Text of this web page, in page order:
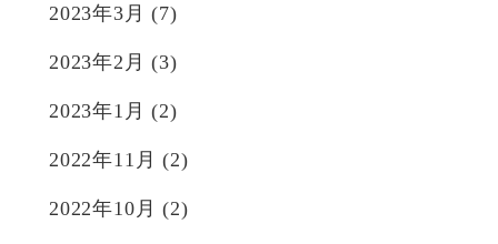
2023年3月 (7)
2023年2月 (3)
2023年1月 (2)
2022年11月 (2)
2022年10月 (2)